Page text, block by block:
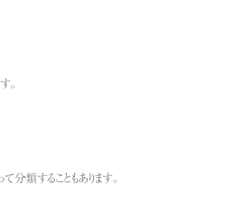
。
分類することもあります。